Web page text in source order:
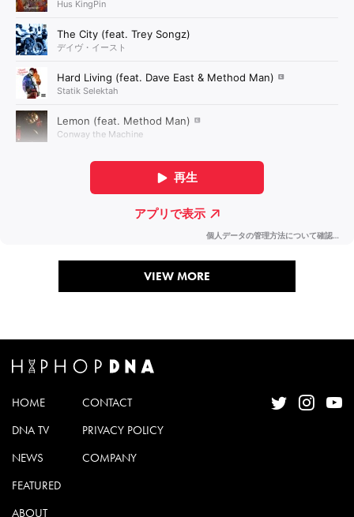
VIEW MORE
HOME
DNA TV
NEWS
FEATURED
ABOUT
CONTACT
PRIVACY POLICY
COMPANY